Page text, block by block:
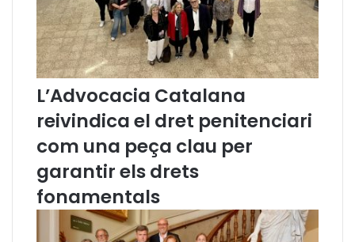
í
c
i
a
?
L’Advocacia Catalana
reivindica el dret penitenciari
com una peça clau per
garantir els drets
fonamentals